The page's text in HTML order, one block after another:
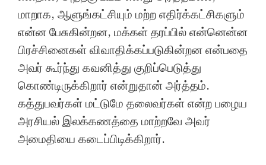
மாறாக, ஆளுங்கட்சியும் மற்ற எதிர்க்கட்சிகளும்
என்ன பேசுகின்றன, மக்கள் தரப்பில் என்னென்ன
பிரச்சினைகள் விவாதிக்கப்படுகின்றன என்பதை
அவர் கூர்ந்து கவனித்து குறிப்பெடுத்து
கொண்டிருக்கிறார் என்றுதான் அர்த்தம்.
கத்துபவர்கள் மட்டுமே தலைவர்கள் என்ற பழைய
அரசியல் இலக்கணத்தை மாற்றவே அவர்
அமைதியை கடைப்பிடிக்கிறார்.